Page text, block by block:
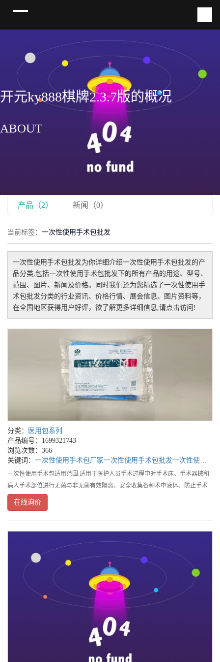
开元ky888棋牌2.3.7版的概况
ABOUT
产品（2） 新闻（0）
当前标签： 一次性使用手术包批发
一次性使用手术包批发为你详细介绍一次性使用手术包批发的产
品分类,包括一次性使用手术包批发 下的所有产品的用途、型号、
范围、图片、新闻及价格。同时我们还为您精选了一次性使用手
术包批发分类的行业资讯、价格行情、展会信息、图片资料等，
在全国地区获得用户好评，欲了解更多详细信息,请点击访问!
分类：
医用包系列
产品编号：1699321743
浏览次数：366
关键词： 一次性使用手术包厂家一次性使用手术包批发一次性使用手术包公司
一次性使用手术包适用范围:适用于医护人员手术过程中对手术床、手术器械和
病人手术部位进行无菌与非无菌有效隔离、安全收集各种术中液体、防止手术
室空气、器械、人体血液、体液分泌物等对医护人员和病人的直接感染和交叉
感染危害时一次性使用。一次性使用手
在线询价